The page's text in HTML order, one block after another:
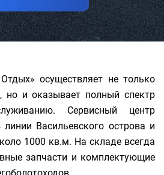
осуществляет не только
но и оказывает полный спектр
Сервисный центр
линии Васильевского острова и
1000 кв.м. На складе всегда
запчасти и комплектующие